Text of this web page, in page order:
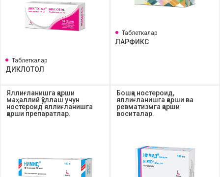
Таблеткалар
ДИКЛОТОЛ
Таблеткалар
ЛАРФИКС
Яллиғланишга қарши
маҳаллий қўллаш учун
ностероид яллиғланишга
қарши препаратлар.
Бошқа ностероид,
яллиғланишга қарши ва
ревматизмга қарши
воситалар.